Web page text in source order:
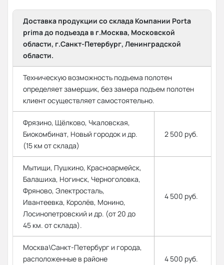
Доставка продукции со склада Компании Porta
prima до подъезда в г.Москва, Московской
области, г.Санкт-Петербург, Ленинградской
области.
Техническую возможность подъема полотен
определяет замерщик, без замера подъем полотен
клиент осуществляет самостоятельно.
Фрязино, Щёлково, Чкаловская,
Биокомбинат, Новый городок и др.
(15 км от склада)
2 500 руб.
Мытищи, Пушкино, Красноармейск,
Балашиха, Ногинск, Черноголовка,
Фряново, Электросталь,
Ивантеевка, Королёв, Монино,
Лосинопетровский и др. (от 20 до
45 км. от склада).
4 500 руб.
Москва\Санкт-Петербург и города,
расположенные в районе
4 500 руб.